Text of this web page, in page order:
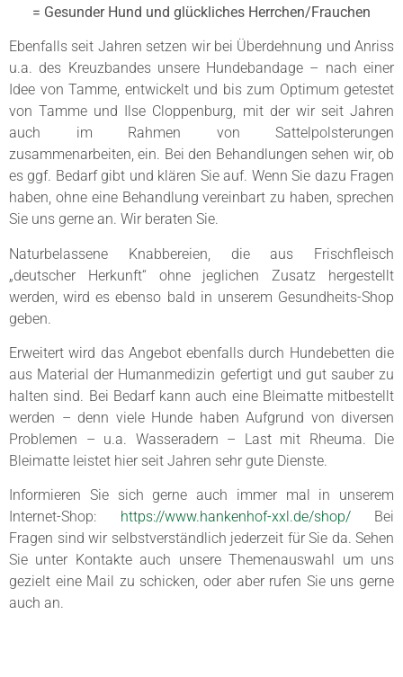
= Gesunder Hund und glückliches Herrchen/Frauchen
Ebenfalls seit Jahren setzen wir bei Überdehnung und Anriss
u.a. des Kreuzbandes unsere Hundebandage – nach einer
Idee von Tamme, entwickelt und bis zum Optimum getestet
von Tamme und Ilse Cloppenburg, mit der wir seit Jahren
auch im Rahmen von Sattelpolsterungen
zusammenarbeiten, ein. Bei den Behandlungen sehen wir, ob
es ggf. Bedarf gibt und klären Sie auf. Wenn Sie dazu Fragen
haben, ohne eine Behandlung vereinbart zu haben, sprechen
Sie uns gerne an. Wir beraten Sie.
Naturbelassene Knabbereien, die aus Frischfleisch
„deutscher Herkunft“ ohne jeglichen Zusatz hergestellt
werden, wird es ebenso bald in unserem Gesundheits-Shop
geben.
Erweitert wird das Angebot ebenfalls durch Hundebetten die
aus Material der Humanmedizin gefertigt und gut sauber zu
halten sind. Bei Bedarf kann auch eine Bleimatte mitbestellt
werden – denn viele Hunde haben Aufgrund von diversen
Problemen – u.a. Wasseradern – Last mit Rheuma. Die
Bleimatte leistet hier seit Jahren sehr gute Dienste.
Informieren Sie sich gerne auch immer mal in unserem
Internet-Shop: https://www.hankenhof-xxl.de/shop/Bei
Fragen sind wir selbstverständlich jederzeit für Sie da. Sehen
Sie unter Kontakte auch unsere Themenauswahl um uns
gezielt eine Mail zu schicken, oder aber rufen Sie uns gerne
auch an.